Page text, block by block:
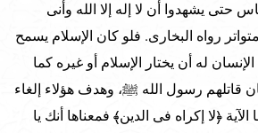
حتى يشهدوا أن لا إله إلا الله وأنى
رواه البخارى. فلو كان الإسلام يسمح
له أن يختار الإسلام أو غيره كما
قاتلهم رسول الله ﷺ، وهدف هؤلاء إلغاء
﴿لا إكراه فى الدين﴾ فمعناها أنك يا